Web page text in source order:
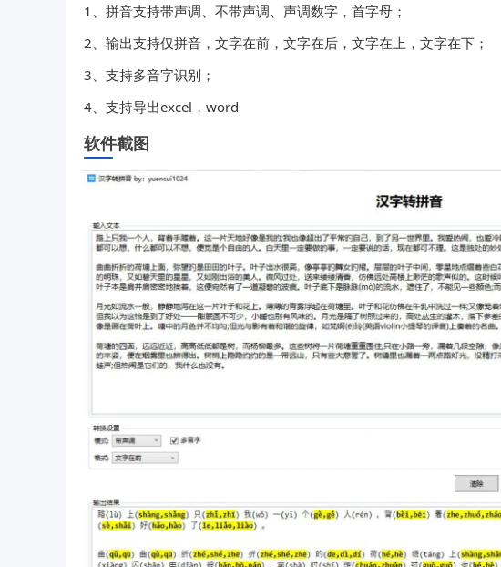
1、拼音支持带声调、不带声调、声调数字，首字母；
2、输出支持仅拼音，文字在前，文字在后，文字在上，文字在下；
3、支持多音字识别；
4、支持导出excel，word
软件截图